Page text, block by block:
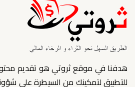
هدفنا في موقع ثروتي هو تقديم
للتطبيق لتمكينك من السيطرة على